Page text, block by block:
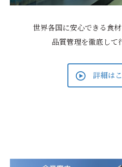
世界各国に安心できる食材
品質管理を徹底して
詳細は